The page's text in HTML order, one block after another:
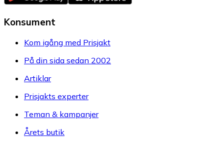
Konsument
Kom igång med Prisjakt
På din sida sedan 2002
Artiklar
Prisjakts experter
Teman & kampanjer
Årets butik